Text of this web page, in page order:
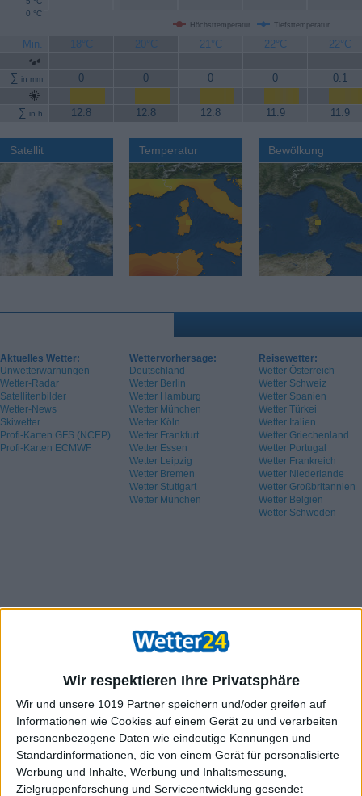
Wir respektieren Ihre Privatsphäre
Wir und unsere 1019 Partner speichern und/oder greifen auf
Informationen wie Cookies auf einem Gerät zu und verarbeiten
personenbezogene Daten wie eindeutige Kennungen und
Standardinformationen, die von einem Gerät für personalisierte
Werbung und Inhalte, Werbung und Inhaltsmessung,
Zielgruppenforschung und Serviceentwicklung gesendet
Höchsttemperatur Tiefsttemperatur
0 °C
Min. 18°C 20°C 21°C 22°C 22°C
∑ in mm 0 0 0 0 0.1
∑ in h 12.8 12.8 12.8 11.9 11.9
Satellit Temperatur Bewölkung
Aktuelles Wetter:
Unwetterwarnungen
Wetter-Radar
Satellitenbilder
Wetter-News
Skiwetter
Profi-Karten GFS (NCEP)
Profi-Karten ECMWF
Wettervorhersage:
Deutschland
Wetter Berlin
Wetter Hamburg
Wetter München
Wetter Köln
Wetter Frankfurt
Wetter Essen
Wetter Leipzig
Wetter Bremen
Wetter Stuttgart
Wetter München
Reisewetter:
Wetter Österreich
Wetter Schweiz
Wetter Spanien
Wetter Türkei
Wetter Italien
Wetter Griechenland
Wetter Portugal
Wetter Frankreich
Wetter Niederlande
Wetter Großbritannien
Wetter Belgien
Wetter Schweden